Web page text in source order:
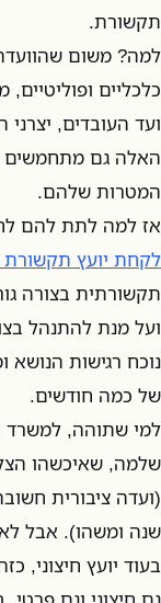
תקשורת.
למה? משום
כלכליים
ועד העובדים,
האלה גם מתחמשים
המטרות שלהם.
אז למה לתת להם
לקחת יועץ תקשורת
תקשורתית בצורה
ועל מנת להתנהל
של כמה חודשים.
למי שתוהה, למשרד
שלמה, שאיכשהו
(ועדה ציבורית
שנה ומשהו). אבל
בעוד יועץ חיצוני,